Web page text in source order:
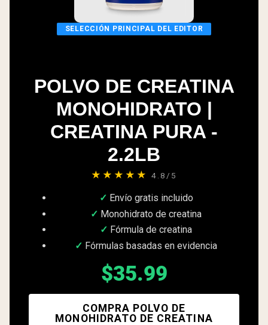
SELECCIÓN PRINCIPAL DEL EDITOR
POLVO DE CREATINA
MONOHIDRATO |
CREATINA PURA -
2.2LB
★★★★★ 4.8/5
Envío gratis incluido
Monohidrato de creatina
Fórmula de creatina
Fórmulas basadas en evidencia
$35.99
COMPRA POLVO DE
MONOHIDRATO DE CREATINA